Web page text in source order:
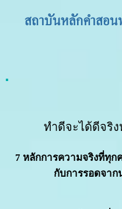
สถาบันหลักคำสอ
ทำดีจะได้ดีจริง
7 หลักการความจริงที่ทุก
กับการรอดจาก